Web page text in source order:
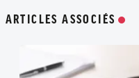
ARTICLES ASSOCIÉS